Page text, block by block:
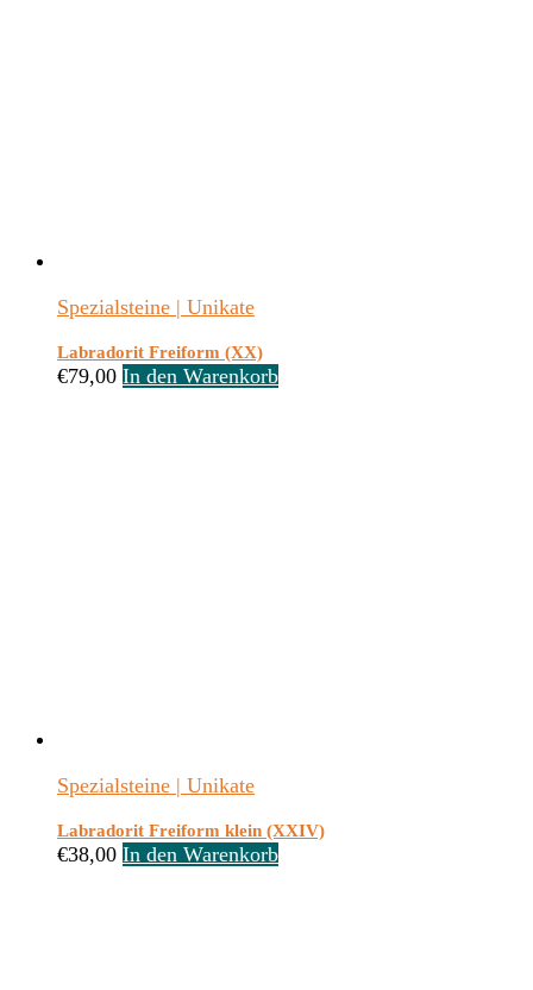
Spezialsteine | Unikate
Labradorit Freiform (XX)
€79,00 In den Warenkorb
Spezialsteine | Unikate
Labradorit Freiform klein (XXIV)
€38,00 In den Warenkorb